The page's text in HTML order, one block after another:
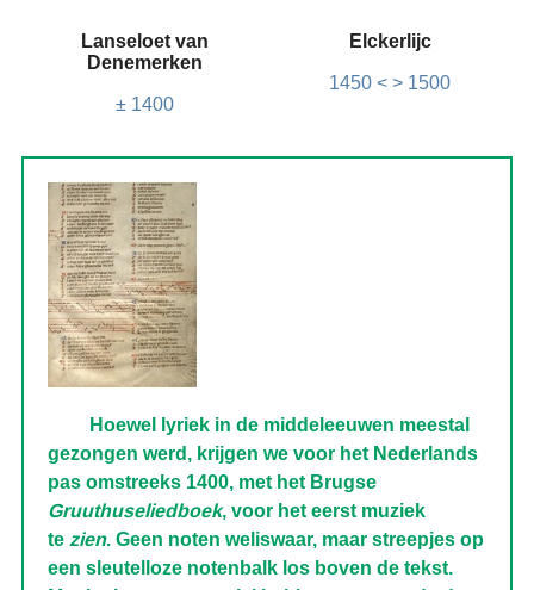
Lanseloet van
Denemerken
± 1400
Elckerlijc
1450 < > 1500
Hoewel lyriek in de middeleeuwen meestal
gezongen werd, krijgen we voor het Nederlands
pas omstreeks 1400, met het Brugse
Gruuthuseliedboek, voor het eerst muziek
te zien. Geen noten weliswaar, maar streepjes op
een sleutelloze notenbalk los boven de tekst.